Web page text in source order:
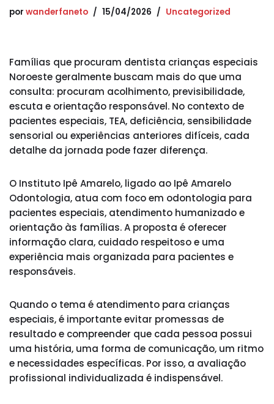
por wanderfaneto 15/04/2026 Uncategorized
Famílias que procuram dentista crianças especiais
Noroeste geralmente buscam mais do que uma
consulta: procuram acolhimento, previsibilidade,
escuta e orientação responsável. No contexto de
pacientes especiais, TEA, deficiência, sensibilidade
sensorial ou experiências anteriores difíceis, cada
detalhe da jornada pode fazer diferença.
O Instituto Ipê Amarelo, ligado ao Ipê Amarelo
Odontologia, atua com foco em odontologia para
pacientes especiais, atendimento humanizado e
orientação às famílias. A proposta é oferecer
informação clara, cuidado respeitoso e uma
experiência mais organizada para pacientes e
responsáveis.
Quando o tema é atendimento para crianças
especiais, é importante evitar promessas de
resultado e compreender que cada pessoa possui
uma história, uma forma de comunicação, um ritmo
e necessidades específicas. Por isso, a avaliação
profissional individualizada é indispensável.